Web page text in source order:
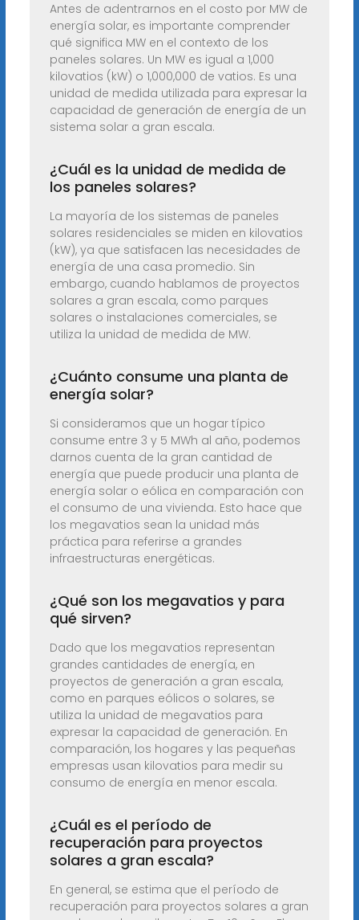
Antes de adentrarnos en el costo por MW de
energía solar, es importante comprender
qué significa MW en el contexto de los
paneles solares. Un MW es igual a 1,000
kilovatios (kW) o 1,000,000 de vatios. Es una
unidad de medida utilizada para expresar la
capacidad de generación de energía de un
sistema solar a gran escala.
¿Cuál es la unidad de medida de
los paneles solares?
La mayoría de los sistemas de paneles
solares residenciales se miden en kilovatios
(kW), ya que satisfacen las necesidades de
energía de una casa promedio. Sin
embargo, cuando hablamos de proyectos
solares a gran escala, como parques
solares o instalaciones comerciales, se
utiliza la unidad de medida de MW.
¿Cuánto consume una planta de
energía solar?
Si consideramos que un hogar típico
consume entre 3 y 5 MWh al año, podemos
darnos cuenta de la gran cantidad de
energía que puede producir una planta de
energía solar o eólica en comparación con
el consumo de una vivienda. Esto hace que
los megavatios sean la unidad más
práctica para referirse a grandes
infraestructuras energéticas.
¿Qué son los megavatios y para
qué sirven?
Dado que los megavatios representan
grandes cantidades de energía, en
proyectos de generación a gran escala,
como en parques eólicos o solares, se
utiliza la unidad de megavatios para
expresar la capacidad de generación. En
comparación, los hogares y las pequeñas
empresas usan kilovatios para medir su
consumo de energía en menor escala.
¿Cuál es el período de
recuperación para proyectos
solares a gran escala?
En general, se estima que el período de
recuperación para proyectos solares a gran